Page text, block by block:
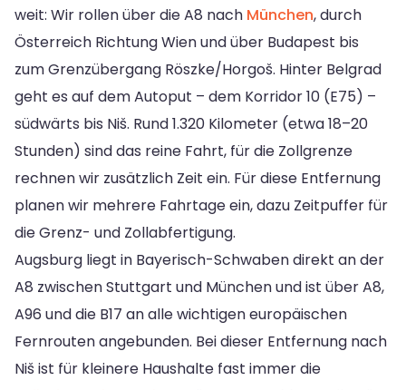
weit: Wir rollen über die A8 nach München, durch
Österreich Richtung Wien und über Budapest bis
zum Grenzübergang Röszke/Horgoš. Hinter Belgrad
geht es auf dem Autoput – dem Korridor 10 (E75) –
südwärts bis Niš. Rund 1.320 Kilometer (etwa 18–20
Stunden) sind das reine Fahrt, für die Zollgrenze
rechnen wir zusätzlich Zeit ein. Für diese Entfernung
planen wir mehrere Fahrtage ein, dazu Zeitpuffer für
die Grenz- und Zollabfertigung.
Augsburg liegt in Bayerisch-Schwaben direkt an der
A8 zwischen Stuttgart und München und ist über A8,
A96 und die B17 an alle wichtigen europäischen
Fernrouten angebunden. Bei dieser Entfernung nach
Niš ist für kleinere Haushalte fast immer die